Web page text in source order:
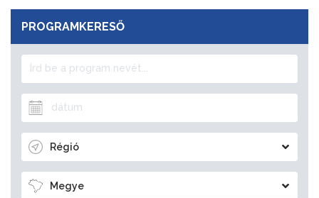
PROGRAMKERESŐ
Régió
Megye